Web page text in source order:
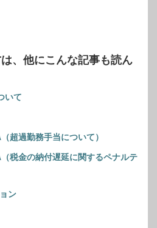
、他にこんな記事も読ん
いて
超過勤務手当について）
税金の納付遅延に関するペナルテ
ン